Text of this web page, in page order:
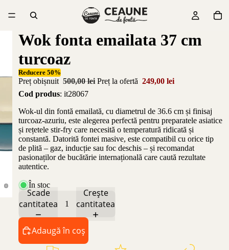
Wok fonta emailata 37 cm
turcoaz
Reducere 50%
Preț obișnuit 500,00 lei Preț la ofertă 249,00 lei
Cod produs: it28067
Wok-ul din fontă emailată, cu diametrul de 36.6 cm și finisaj
turcoaz-azuriu, este alegerea perfectă pentru preparatele asiatice
și rețetele stir-fry care necesită o temperatură ridicată și
constantă. Datorită fontei masive, este compatibil cu orice tip
de plită – gaz, inducție sau foc deschis – și recomandat
pasionaților de bucătărie internațională care caută rezultate
autentice.
În stoc
Scade
cantitatea
Crește
cantitatea
Adaugă în coș